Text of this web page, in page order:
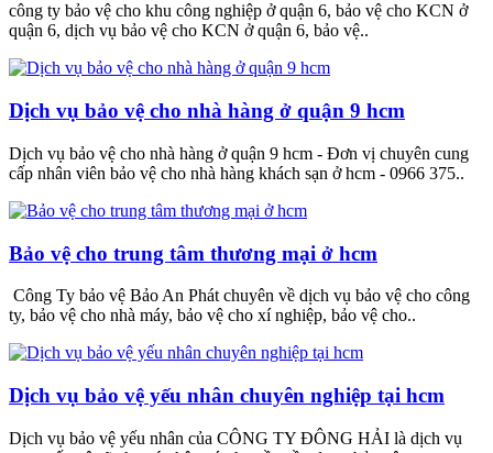
công ty bảo vệ cho khu công nghiệp ở quận 6, bảo vệ cho KCN ở
quận 6, dịch vụ bảo vệ cho KCN ở quận 6, bảo vệ..
Dịch vụ bảo vệ cho nhà hàng ở quận 9 hcm
Dịch vụ bảo vệ cho nhà hàng ở quận 9 hcm - Đơn vị chuyên cung
cấp nhân viên bảo vệ cho nhà hàng khách sạn ở hcm - 0966 375..
Bảo vệ cho trung tâm thương mại ở hcm
Công Ty bảo vệ Bảo An Phát chuyên về dịch vụ bảo vệ cho công
ty, bảo vệ cho nhà máy, bảo vệ cho xí nghiệp, bảo vệ cho..
Dịch vụ bảo vệ yếu nhân chuyên nghiệp tại hcm
Dịch vụ bảo vệ yếu nhân của CÔNG TY ĐÔNG HẢI là dịch vụ